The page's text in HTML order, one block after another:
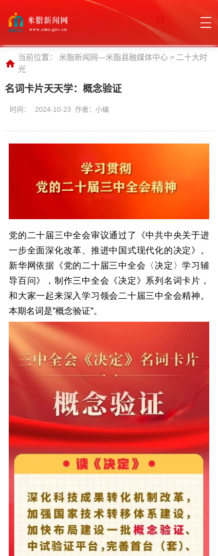
当前位置： 米脂新闻网—米脂县融媒体中心 > 二十大时
光
名词卡片天天学：概念验证
时间： 2024-10-23 作者：小编
党的二十届三中全会审议通过了《中共中央关于进
一步全面深化改革、推进中国式现代化的决定》。
新华网依据《党的二十届三中全会〈决定〉学习辅
导百问》，制作三中全会《决定》系列名词卡片，
和大家一起来深入学习领会二十届三中全会精神。
本期名词是"概念验证"。